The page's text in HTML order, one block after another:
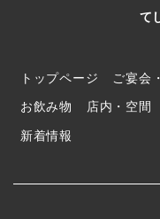
て
トップページ ご宴会
お飲み物 店内・空間
新着情報